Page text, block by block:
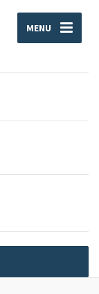
MENU